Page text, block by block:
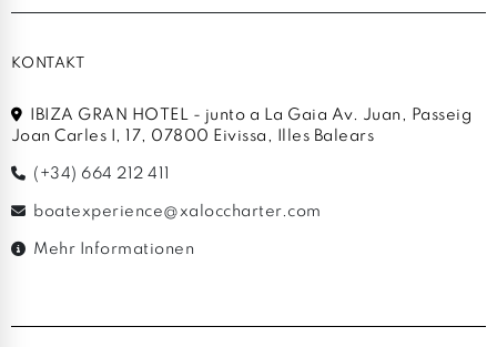
KONTAKT
IBIZA GRAN HOTEL - junto a La Gaia Av. Juan, Passeig
Joan Carles I, 17, 07800 Eivissa, Illes Balears
(+34) 664 212 411
boatexperience@xaloccharter.com
Mehr Informationen